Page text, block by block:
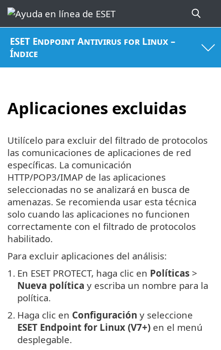
ESET Endpoint Antivirus for Linux –
Índice
Aplicaciones excluidas
Utilícelo para excluir del filtrado de protocolos
las comunicaciones de aplicaciones de red
específicas. La comunicación
HTTP/POP3/IMAP de las aplicaciones
seleccionadas no se analizará en busca de
amenazas. Se recomienda usar esta técnica
solo cuando las aplicaciones no funcionen
correctamente con el filtrado de protocolos
habilitado.
Para excluir aplicaciones del análisis:
1. En ESET PROTECT, haga clic en Políticas >
Nueva política y escriba un nombre para la
política.
2. Haga clic en Configuración y seleccione
ESET Endpoint for Linux (V7+) en el menú
desplegable.